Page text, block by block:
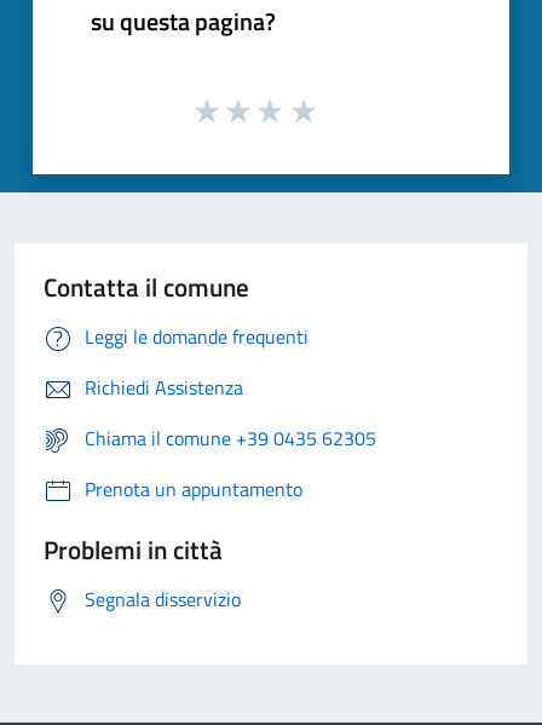
su questa pagina?
Contatta il comune
Leggi le domande frequenti
Richiedi Assistenza
Chiama il comune +39 0435 62305
Prenota un appuntamento
Problemi in città
Segnala disservizio